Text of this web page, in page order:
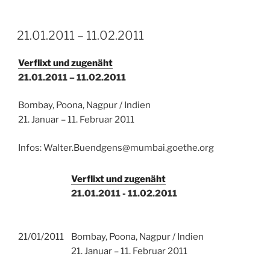
21.01.2011 – 11.02.2011
Verflixt und zugenäht
21.01.2011 – 11.02.2011
Bombay, Poona, Nagpur / Indien
21. Januar – 11. Februar 2011
Infos: Walter.Buendgens@mumbai.goethe.org
21/01/2011
Verflixt und zugenäht
21.01.2011 - 11.02.2011
Bombay, Poona, Nagpur / Indien
21. Januar – 11. Februar 2011